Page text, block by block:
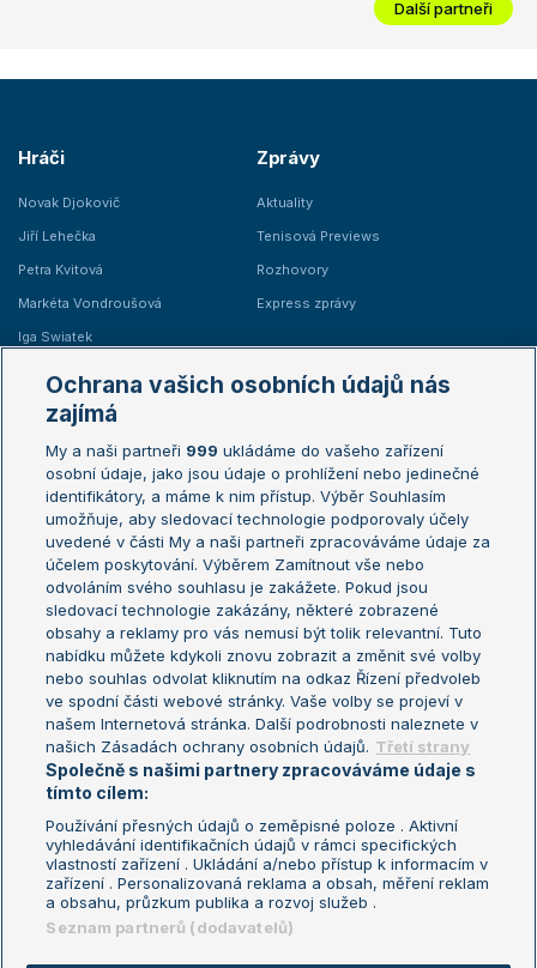
Další partneři
Hráči
Novak Djokovič
Jiří Lehečka
Petra Kvitová
Markéta Vondroušová
Iga Swiatek
Zprávy
Aktuality
Tenisová Previews
Rozhovory
Express zprávy
Žebříčky
Žebříček ATP (muži)
Žebříček WTA (ženy)
Sázkařský žebříček
Australian Open
French Open
Wimbledon
US Open
Turnaj mistrů
Turnaj mistryň
Aktualní trendy
Fotbalové přestupy
Livesport Daily
LS Prague Open
Podmínky užití
Nastavení soukromí
GDPR a žurnalistika
Reklama
Kontakt
Informace o zpracování osobních
údajů
Ochrana vašich osobních údajů nás
zajímá
My a naši partneři 999 ukládáme do vašeho zařízení
osobní údaje, jako jsou údaje o prohlížení nebo jedinečné
identifikátory, a máme k nim přístup. Výběr Souhlasím
umožňuje, aby sledovací technologie podporovaly účely
uvedené v části My a naši partneři zpracováváme údaje za
účelem poskytování. Výběrem Zamítnout vše nebo
odvoláním svého souhlasu je zakážete. Pokud jsou
sledovací technologie zakázány, některé zobrazené
obsahy a reklamy pro vás nemusí být tolik relevantní. Tuto
nabídku můžete kdykoli znovu zobrazit a změnit své volby
nebo souhlas odvolat kliknutím na odkaz Řízení předvoleb
ve spodní části webové stránky. Vaše volby se projeví v
našem Internetová stránka. Další podrobnosti naleznete v
našich Zásadách ochrany osobních údajů. Třetí strany
Společně s našimi partnery zpracováváme údaje s
tímto cílem:
Používání přesných údajů o zeměpisné poloze . Aktivní
vyhledávání identifikačních údajů v rámci specifických
vlastností zařízení . Ukládání a/nebo přístup k informacím v
zařízení . Personalizovaná reklama a obsah, měření reklam
a obsahu, průzkum publika a rozvoj služeb .
Seznam partnerů (dodavatelů)